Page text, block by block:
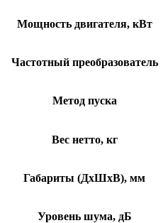
Мощность двигателя, кВт
Частотный преобразователь
Метод пуска
Вес нетто, кг
Габариты (ДхШхВ), мм
Уровень шума, дБ